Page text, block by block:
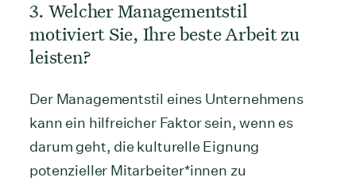
3. Welcher Managementstil
motiviert Sie, Ihre beste Arbeit zu
leisten?
Der Managementstil eines Unternehmens
kann ein hilfreicher Faktor sein, wenn es
darum geht, die kulturelle Eignung
potenzieller Mitarbeiter*innen zu